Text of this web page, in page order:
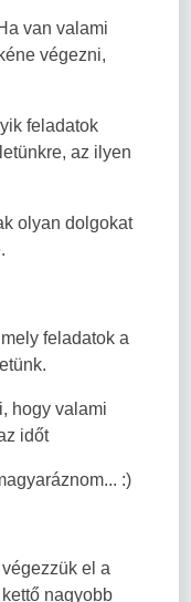
van valami
végezni,
feladatok
az ilyen
olyan dolgokat
feladatok a
hogy valami
időt
:)
el a
nagyobb